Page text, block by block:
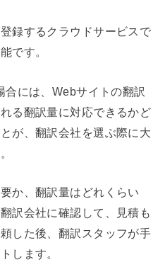
録するクラウドサービスで
です。
には、Webサイトの翻訳
る翻訳量に対応できるかど
が、翻訳会社を選ぶ際に大
か、翻訳量はどれくらい
訳会社に確認して、見積も
した後、翻訳スタッフが手
します。